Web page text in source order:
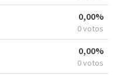
0,00%
0 votos
0,00%
0 votos